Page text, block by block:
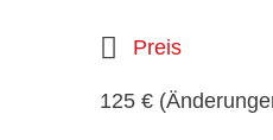
Preis
125 €